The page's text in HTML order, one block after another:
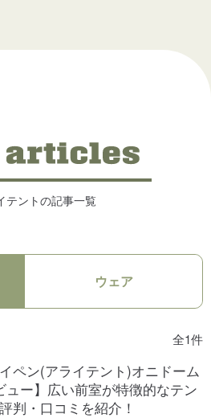
テントの記事一覧
ウェア
全1件
イペン(アライテント)オニドーム
ュー】広い前室が特徴的なテン
判・口コミを紹介！